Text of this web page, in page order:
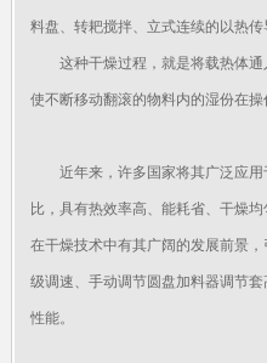
料盘、转耙搅拌、立式连续的以热
这种干燥过程，就是将载热体通
使不断移动翻滚的物料内的湿份在
近年来，许多国家将其广泛应用
比，具有热效率高、能耗省、干燥
在干燥技术中有其广阔的发展前景
级调速、手动调节圆盘加料器调节
性能。